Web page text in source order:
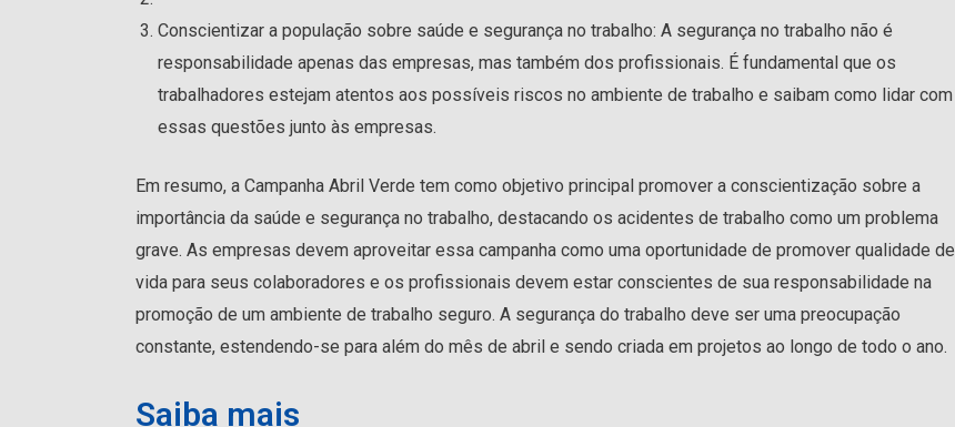
Conscientizar a população sobre saúde e segurança no trabalho: A segurança no trabalho não é
responsabilidade apenas das empresas, mas também dos profissionais. É fundamental que os
trabalhadores estejam atentos aos possíveis riscos no ambiente de trabalho e saibam como lidar com
essas questões junto às empresas.
Em resumo, a Campanha Abril Verde tem como objetivo principal promover a conscientização sobre a
importância da saúde e segurança no trabalho, destacando os acidentes de trabalho como um problema
grave. As empresas devem aproveitar essa campanha como uma oportunidade de promover qualidade de
vida para seus colaboradores e os profissionais devem estar conscientes de sua responsabilidade na
promoção de um ambiente de trabalho seguro. A segurança do trabalho deve ser uma preocupação
constante, estendendo-se para além do mês de abril e sendo criada em projetos ao longo de todo o ano.
Saiba mais